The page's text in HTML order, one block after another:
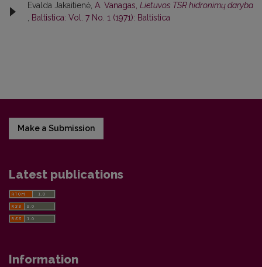
Evalda Jakaitienė, A. Vanagas, Lietuvos TSR hidronimų daryba
, Baltistica: Vol. 7 No. 1 (1971): Baltistica
Make a Submission
Latest publications
Information